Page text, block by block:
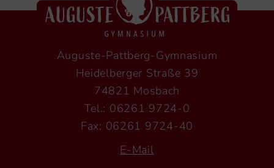
Auguste-Pattberg-Gymnasium
Heidelberger Straße 39
74821 Mosbach
Tel.: 06261 9724-0
Fax: 06261 9724-40
E-Mail